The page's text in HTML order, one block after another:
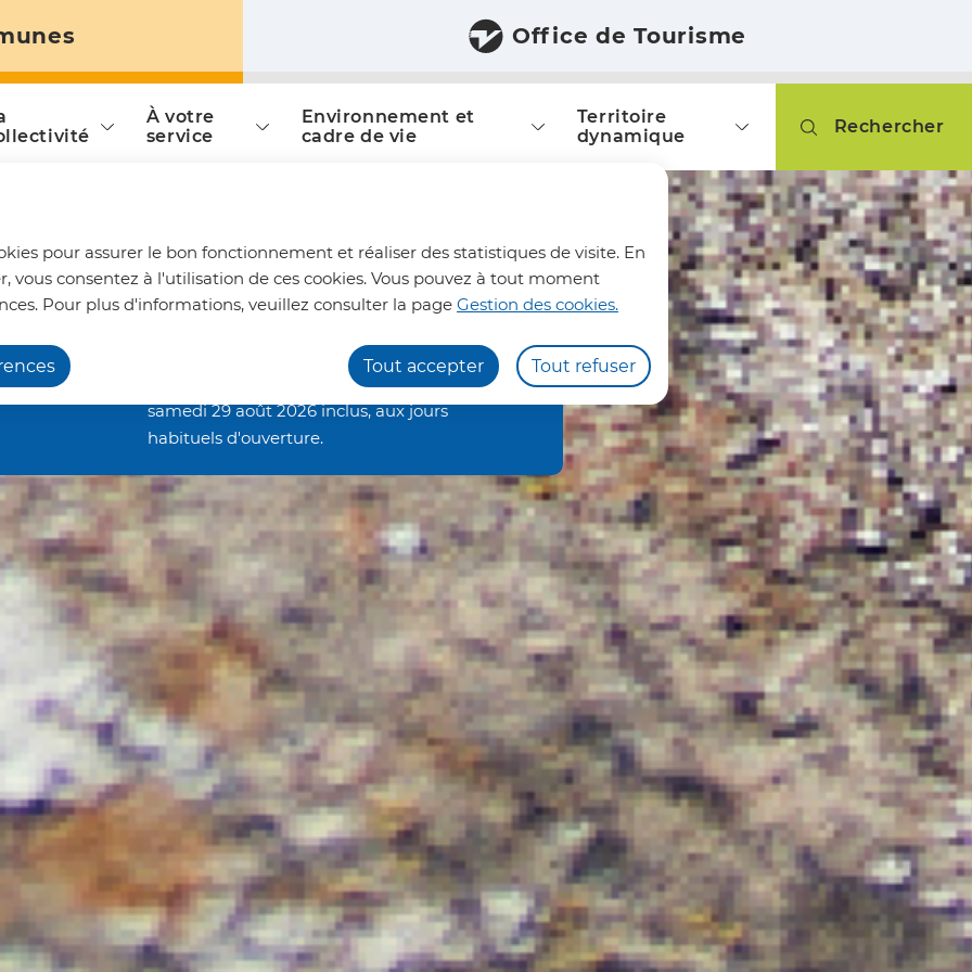
pour assurer le bon fonctionnement et réaliser des statistiques de visite. En
vous consentez à l'utilisation de ces cookies. Vous pouvez à tout moment
Pour plus d'informations, veuillez consulter la page Gestion des cookies.
Tout accepter Tout refuser
principal
déchèteries
Les déchèteries intercommunales de
Vermand, fonctionneront en horaires
aménagés : de 7h00 à 13h45, jusqu'au
samedi 29 août 2026 inclus, aux jours
habituels d'ouverture.
Office de Tourisme
À votre
service
Environnement et
cadre de vie
Territoire
dynamique
Rechercher